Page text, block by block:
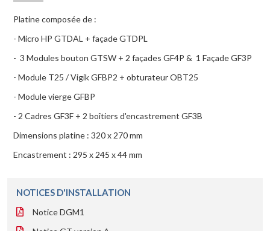
Platine composée de :
- Micro HP GTDAL + façade GTDPL
- 3 Modules bouton GTSW + 2 façades GF4P & 1 Façade GF3P
- Module T25 / Vigik GFBP2 + obturateur OBT25
- Module vierge GFBP
- 2 Cadres GF3F + 2 boîtiers d'encastrement GF3B
Dimensions platine : 320 x 270 mm
Encastrement : 295 x 245 x 44 mm
NOTICES D'INSTALLATION
Notice DGM1